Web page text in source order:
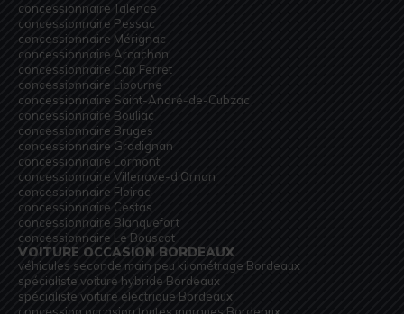
concessionnaire Talence
concessionnaire Pessac
concessionnaire Mérignac
concessionnaire Arcachon
concessionnaire Cap Ferret
concessionnaire Libourne
concessionnaire Saint-André-de-Cubzac
concessionnaire Bouliac
concessionnaire Bruges
concessionnaire Gradignan
concessionnaire Lormont
concessionnaire Villenave-d’Ornon
concessionnaire Floirac
concessionnaire Cestas
concessionnaire Blanquefort
concessionnaire Le Bouscat
VOITURE OCCASION BORDEAUX
véhicules seconde main peu kilométrage Bordeaux
spécialiste voiture hybride Bordeaux
spécialiste voiture electrique Bordeaux
concession occasion toutes marques Bordeaux